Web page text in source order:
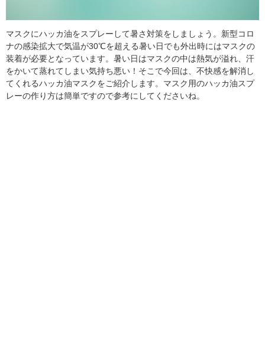
マスクにハッカ油をスプレーして暑さ対策をしましょう。新型コロ
ナの感染拡大で気温が30℃を超える暑い日でも外出時にはマスクの
装着が必要となっています。暑い日はマスクの中は熱気が溢れ、汗
をかいて蒸れてしまい気持ち悪い！そこで今回は、不快感を解消し
てくれるハッカ油マスクをご紹介します。マスク用のハッカ油スプ
レーの作り方は簡単ですので参考にしてくださいね。